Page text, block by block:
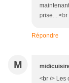
Répondre
M
<br /> Les